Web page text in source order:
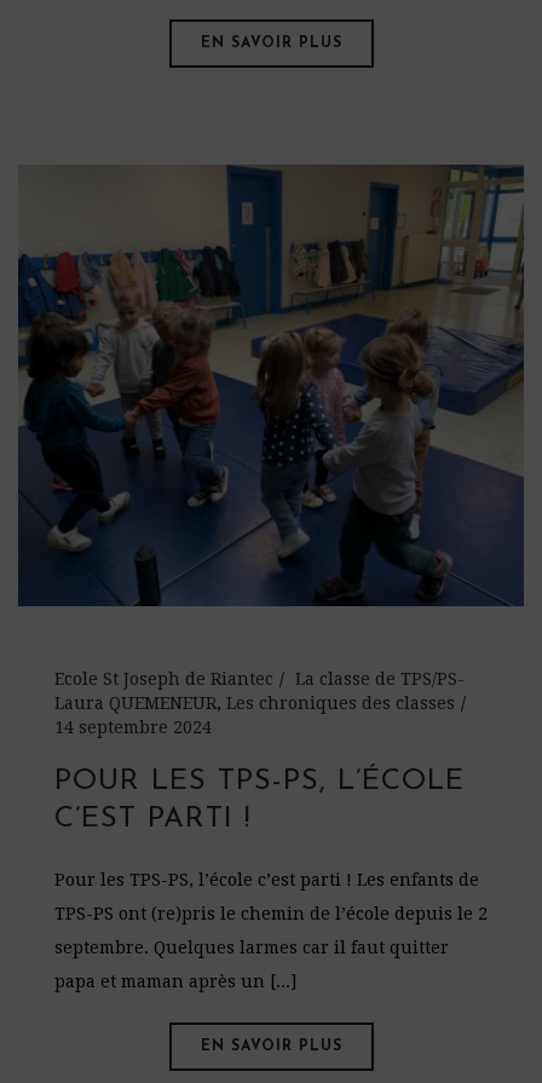
EN SAVOIR PLUS
Ecole St Joseph de Riantec
La classe de TPS/PS-
Laura QUEMENEUR, Les chroniques des classes
14 septembre 2024
POUR LES TPS-PS, L’ÉCOLE
C’EST PARTI !
Pour les TPS-PS, l’école c’est parti ! Les enfants de
TPS-PS ont (re)pris le chemin de l’école depuis le 2
septembre. Quelques larmes car il faut quitter
papa et maman après un [...]
EN SAVOIR PLUS